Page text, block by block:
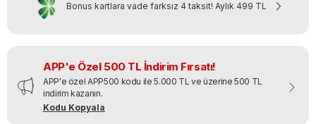
Bonus kartlara vade farksız 4 taksit! Aylık 499 TL
APP'e Özel 500 TL İndirim Fırsatı!
APP'e özel APP500 kodu ile 5.000 TL ve üzerine 500 TL
indirim kazanın.
Kodu Kopyala